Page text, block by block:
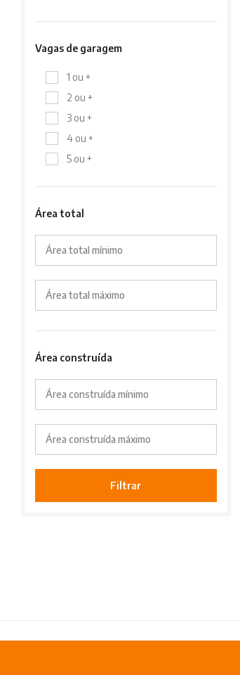
Vagas de garagem
1 ou +
2 ou +
3 ou +
4 ou +
5 ou +
Área total
Área total mínimo
Área total máximo
Área construída
Área construída mínimo
Área construída máximo
Filtrar